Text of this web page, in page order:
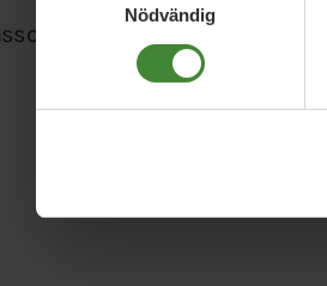
Nödvändig
(MP)